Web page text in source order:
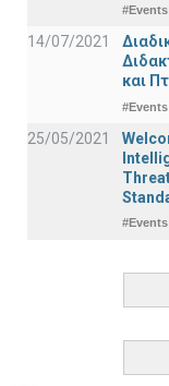
#Events
14/07/2021
και
#Events
25/05/2021
#Events